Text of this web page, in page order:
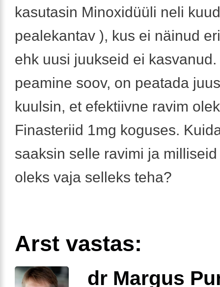
kasutasin Minoxidüüli neli
pealekantav ), kus ei näinud
ehk uusi juukseid ei
peamine soov, on peatada
kuulsin, et efektiivne ravim
Finasteriid 1mg koguses.
saaksin selle ravimi ja
oleks vaja selleks teha?
Arst vastas:
dr Margus